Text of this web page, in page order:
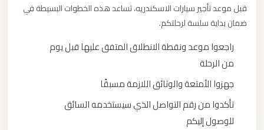
قبل موعد تأجير سيارات الاسكندريه، تساعد هذه الخطوات البسيطة في
ضمان بداية سلسة لرحلتكم.
راجعوا موعد ونقطة الانطلاق المتفق عليها قبل يوم
من الرحلة
جهزوا الأمتعة والوثائق اللازمة مسبقًا
تأكدوا من رقم التواصل الذي سيستخدمه السائق
للوصول إليكم